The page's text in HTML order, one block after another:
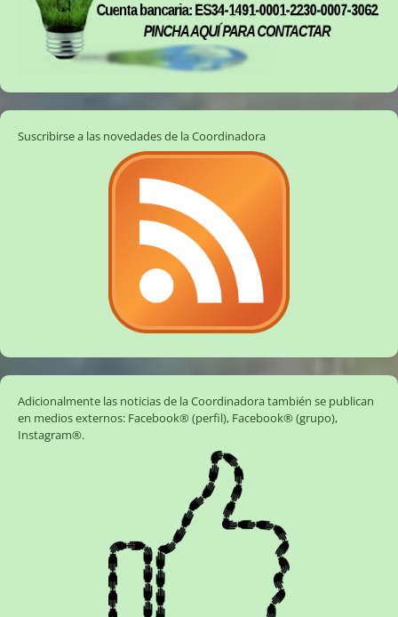
Suscribirse a las novedades de la Coordinadora
Adicionalmente las noticias de la Coordinadora también se publican
en medios externos: Facebook® (perfil), Facebook® (grupo),
Instagram®.